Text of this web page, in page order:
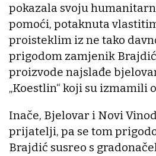
pokazala svoju
pomoći, potaknuta
proisteklim iz ne tako
prigodom zamjenik
proizvode najslađe
„Koestlin“ koji su izmamili
Inače, Bjelovar i Novi
prijatelji, pa se tom
Brajdić susreo s